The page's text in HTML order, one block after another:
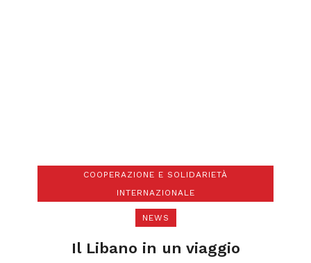
COOPERAZIONE E SOLIDARIETÀ
INTERNAZIONALE
NEWS
Il Libano in un viaggio